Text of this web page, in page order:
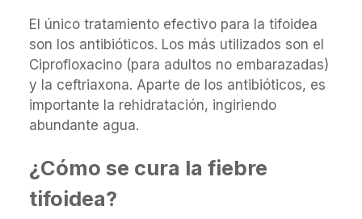
El único tratamiento efectivo para la tifoidea
son los antibióticos. Los más utilizados son el
Ciprofloxacino (para adultos no embarazadas)
y la ceftriaxona. Aparte de los antibióticos, es
importante la rehidratación, ingiriendo
abundante agua.
¿Cómo se cura la fiebre
tifoidea?